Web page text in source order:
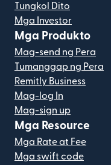
Tungkol Dito
Mga Investor
Mga Produkto
Mag-send ng Pera
Tumanggap ng Pera
Remitly Business
Mag-log In
Mag-sign up
Mga Resource
Mga Rate at Fee
Mga swift code